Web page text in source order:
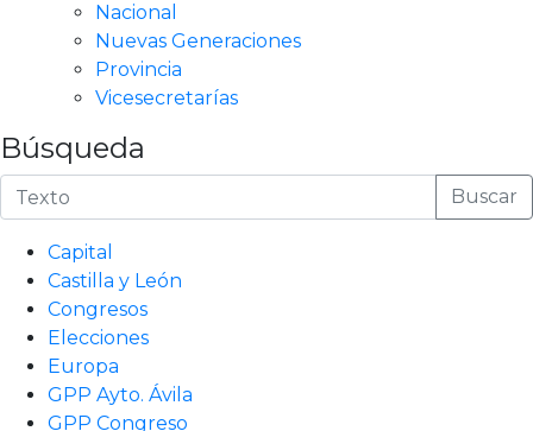
Nacional
Nuevas Generaciones
Provincia
Vicesecretarías
Búsqueda
Buscar
Capital
Castilla y León
Congresos
Elecciones
Europa
GPP Ayto. Ávila
GPP Congreso